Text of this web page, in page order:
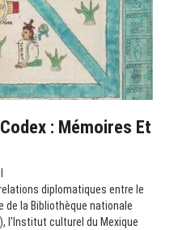
: Mémoires Et
diplomatiques entre le
de la Bibliothèque nationale
l’Institut culturel du Mexique